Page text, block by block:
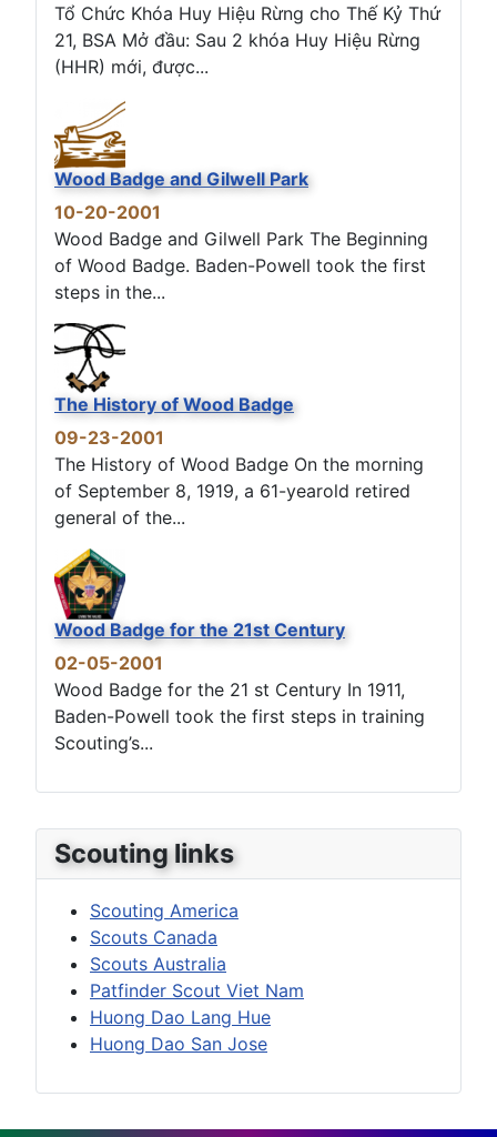
Scouting links
Scouting America
Scouts Canada
Scouts Australia
Patfinder Scout Viet Nam
Huong Dao Lang Hue
Huong Dao San Jose
Tổ Chức Khóa Huy Hiệu Rừng cho Thế Kỷ Thứ
21, BSA Mở đầu: Sau 2 khóa Huy Hiệu Rừng
(HHR) mới, được...
Wood Badge and Gilwell Park
10-20-2001
Wood Badge and Gilwell Park The Beginning
of Wood Badge. Baden-Powell took the first
steps in the...
The History of Wood Badge
09-23-2001
The History of Wood Badge On the morning
of September 8, 1919, a 61-yearold retired
general of the...
Wood Badge for the 21st Century
02-05-2001
Wood Badge for the 21 st Century In 1911,
Baden-Powell took the first steps in training
Scouting’s...